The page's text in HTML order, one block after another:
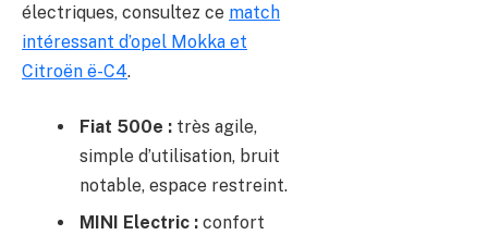
électriques, consultez ce match
intéressant d’opel Mokka et
Citroën ë-C4.
Fiat 500e : très agile,
simple d’utilisation, bruit
notable, espace restreint.
MINI Electric : confort